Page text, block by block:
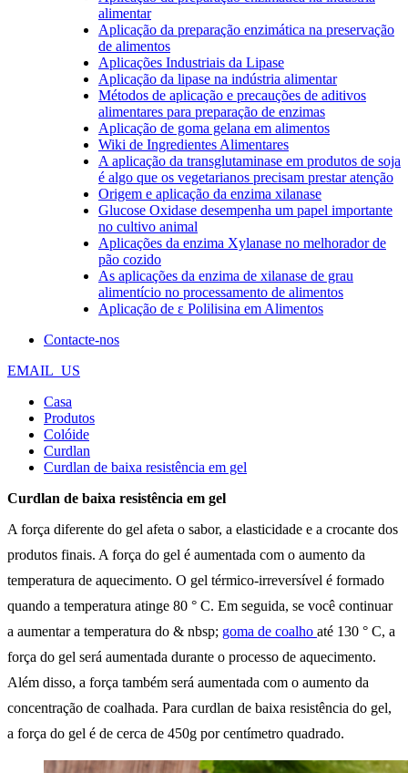
alimentar
Aplicação da preparação enzimática na preservação
de alimentos
Aplicações Industriais da Lipase
Aplicação da lipase na indústria alimentar
Métodos de aplicação e precauções de aditivos
alimentares para preparação de enzimas
Aplicação de goma gelana em alimentos
Wiki de Ingredientes Alimentares
A aplicação da transglutaminase em produtos de soja
é algo que os vegetarianos precisam prestar atenção
Origem e aplicação da enzima xilanase
Glucose Oxidase desempenha um papel importante
no cultivo animal
Aplicações da enzima Xylanase no melhorador de
pão cozido
As aplicações da enzima de xilanase de grau
alimentício no processamento de alimentos
Aplicação de ε Polilisina em Alimentos
Contacte-nos
EMAIL_US
Casa
Produtos
Colóide
Curdlan
Curdlan de baixa resistência em gel
Curdlan de baixa resistência em gel
A força diferente do gel afeta o sabor, a elasticidade e a crocante dos
produtos finais. A força do gel é aumentada com o aumento da
temperatura de aquecimento. O gel térmico-irreversível é formado
quando a temperatura atinge 80 ° C. Em seguida, se você continuar
a aumentar a temperatura do & nbsp; goma de coalho até 130 ° C, a
força do gel será aumentada durante o processo de aquecimento.
Além disso, a força também será aumentada com o aumento da
concentração de coalhada. Para curdlan de baixa resistência do gel,
a força do gel é de cerca de 450g por centímetro quadrado.